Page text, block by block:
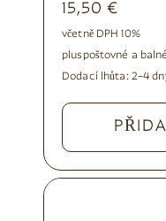
15,50 €
včetně DPH 10%
pluspoštovné a balné
Dodací lhůta: 2–4